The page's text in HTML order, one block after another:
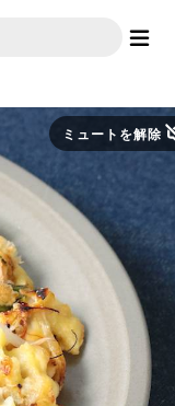
ミュートを解除